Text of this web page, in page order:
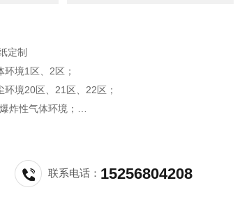
定制
境1区、2区；
境20区、21区、22区；
性气体环境；
联系电话： 15256804208